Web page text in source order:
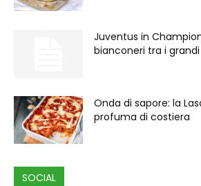
Juventus in
bianconeri tra i grandi
Onda di sapore: la
profuma di costiera
SOCIAL